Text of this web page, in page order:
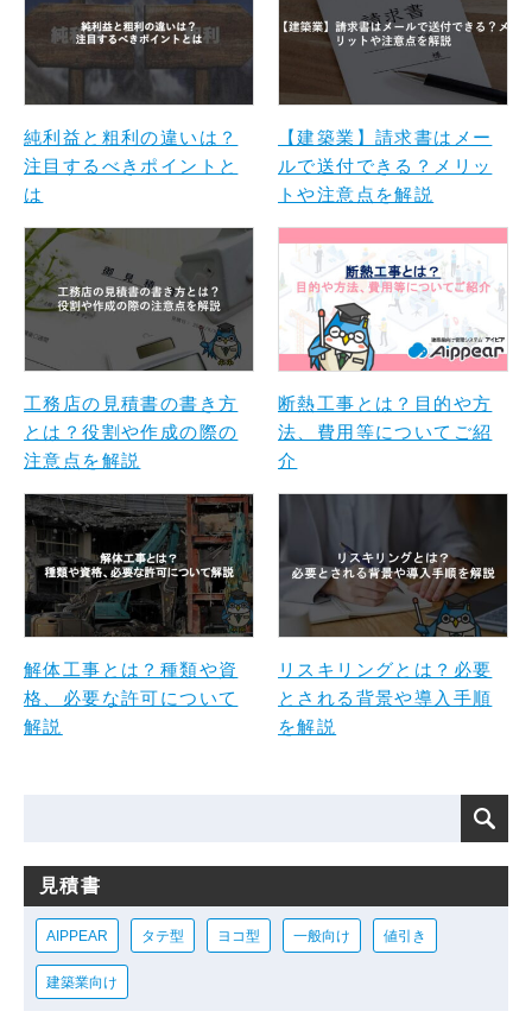
純利益と粗利の違いは？
注目するべきポイントと
は
【建築業】請求書はメー
ルで送付できる？メリッ
トや注意点を解説
工務店の見積書の書き方
とは？役割や作成の際の
注意点を解説
断熱工事とは？目的や方
法、費用等についてご紹
介
解体工事とは？種類や資
格、必要な許可について
解説
リスキリングとは？必要
とされる背景や導入手順
を解説
見積書
AIPPEAR タテ型 ヨコ型 一般向け 値引き
建築業向け